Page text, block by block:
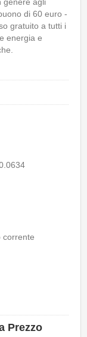
di 60 euro -
gratuito a tutti i
energia e
corrente
Prezzo